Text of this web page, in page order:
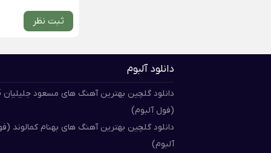
ثبت نظر
دانلود آلبوم
(فول آلبوم)
دانلود گلچین بهترین آهنگ های بهنام کمالوند
آلبوم)